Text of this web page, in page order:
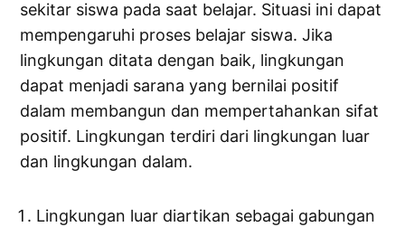
sekitar siswa pada saat belajar. Situasi ini dapat
mempengaruhi proses belajar siswa. Jika
lingkungan ditata dengan baik, lingkungan
dapat menjadi sarana yang bernilai positif
dalam membangun dan mempertahankan sifat
positif. Lingkungan terdiri dari lingkungan luar
dan lingkungan dalam.
Lingkungan luar diartikan sebagai gabungan